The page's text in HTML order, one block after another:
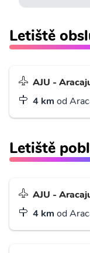
Letiště
AJU -
4 km od
Letiště
AJU -
4 km od